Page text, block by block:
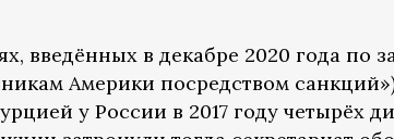
введённых в декабре 2020 года по
Америки посредством
у России в 2017 году четырёх